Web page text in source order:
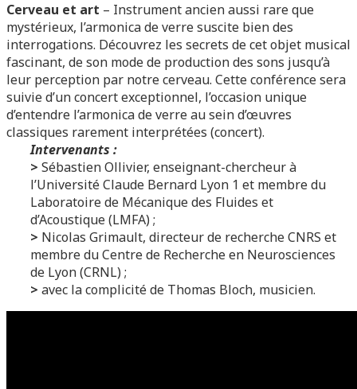
Cerveau et art – Instrument ancien aussi rare que
mystérieux, l’armonica de verre suscite bien des
interrogations. Découvrez les secrets de cet objet musical
fascinant, de son mode de production des sons jusqu’à
leur perception par notre cerveau. Cette conférence sera
suivie d’un concert exceptionnel, l’occasion unique
d’entendre l’armonica de verre au sein d’œuvres
classiques rarement interprétées (concert).
Intervenants :
> Sébastien Ollivier, enseignant-chercheur à
l’Université Claude Bernard Lyon 1 et membre du
Laboratoire de Mécanique des Fluides et
d’Acoustique (LMFA) ;
> Nicolas Grimault, directeur de recherche CNRS et
membre du Centre de Recherche en Neurosciences
de Lyon (CRNL) ;
> avec la complicité de Thomas Bloch, musicien.